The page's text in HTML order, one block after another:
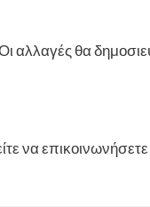
αλλαγές θα
να